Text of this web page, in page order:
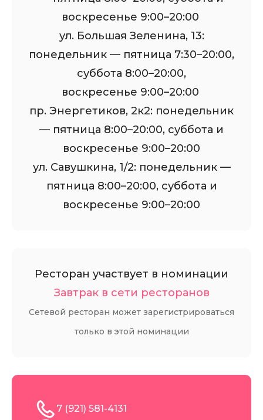
воскресенье 9:00–20:00
ул. Большая Зеленина, 13:
понедельник — пятница 7:30–20:00,
суббота 8:00–20:00,
воскресенье 9:00–20:00
пр. Энергетиков, 2к2: понедельник
— пятница 8:00–20:00, суббота и
воскресенье 9:00–20:00
ул. Савушкина, 1/2: понедельник —
пятница 8:00–20:00, суббота и
воскресенье 9:00–20:00
Ресторан участвует в номинации
Завтрак в сети ресторанов
Сетевой ресторан может зарегистрироваться
только в этой номинации
7 (921) 581-4131